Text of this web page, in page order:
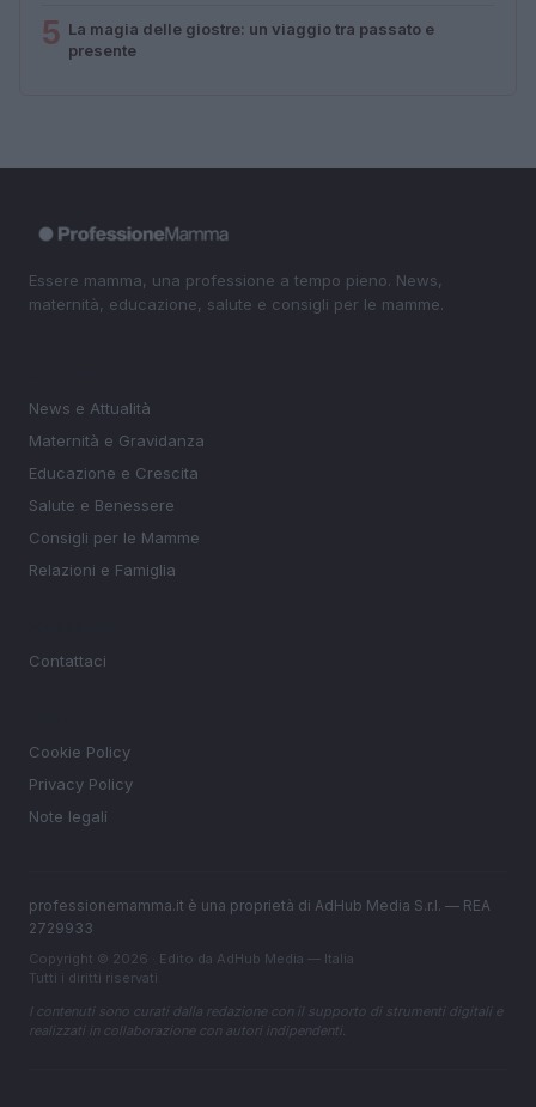
5 La magia delle giostre: un viaggio tra passato e
presente
Essere mamma, una professione a tempo pieno. News,
maternità, educazione, salute e consigli per le mamme.
News e Attualità
Maternità e Gravidanza
Educazione e Crescita
Salute e Benessere
Consigli per le Mamme
Relazioni e Famiglia
Contattaci
Cookie Policy
Privacy Policy
Note legali
professionemamma.it è una proprietà di AdHub Media S.r.l. — REA
2729933
Copyright © 2026 · Edito da AdHub Media — Italia
Tutti i diritti riservati
I contenuti sono curati dalla redazione con il supporto di strumenti digitali e
realizzati in collaborazione con autori indipendenti.